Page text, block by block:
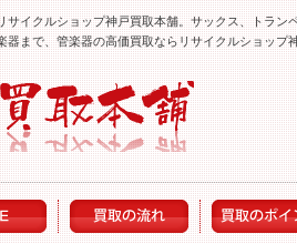
サイクルショップ神戸買取本舗。サックス、トラ
器まで、管楽器の高価買取ならリサイクルショップ